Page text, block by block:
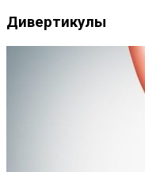
Дивертикулы